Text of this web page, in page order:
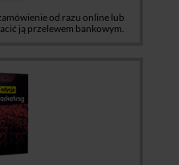
od razu online lub
ją przelewem bankowym.